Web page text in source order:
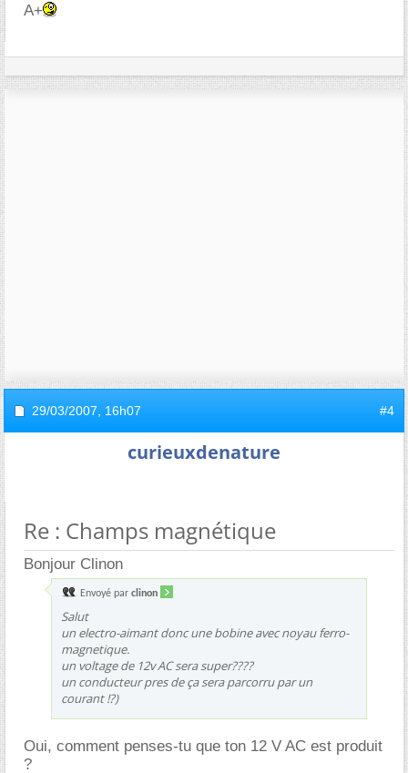
A+
29/03/2007, 16h07 #4
curieuxdenature
Re : Champs magnétique
Bonjour Clinon
Envoyé par clinon
Salut
un electro-aimant donc une bobine avec noyau ferro-
magnetique.
un voltage de 12v AC sera super????
un conducteur pres de ça sera parcorru par un
courant !?)
Oui, comment penses-tu que ton 12 V AC est produit
?